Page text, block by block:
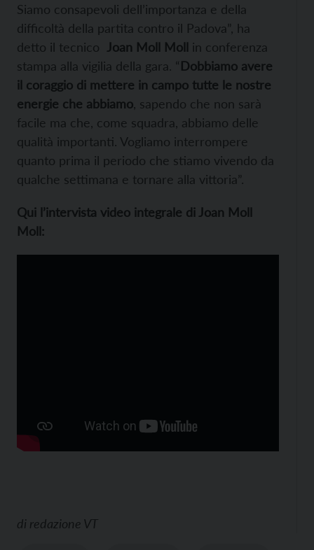
Siamo consapevoli dell’importanza e della
difficoltà della partita contro il Padova”, ha
detto il tecnico Joan Moll Moll in conferenza
stampa alla vigilia della gara. “Dobbiamo avere
il coraggio di mettere in campo tutte le nostre
energie che abbiamo , sapendo che non sarà
facile ma che, come squadra, abbiamo delle
qualità importanti. Vogliamo interrompere
quanto prima il periodo che stiamo vivendo da
qualche settimana e tornare alla vittoria”.
Qui l’intervista video integrale di Joan Moll
Moll:
di redazione VT